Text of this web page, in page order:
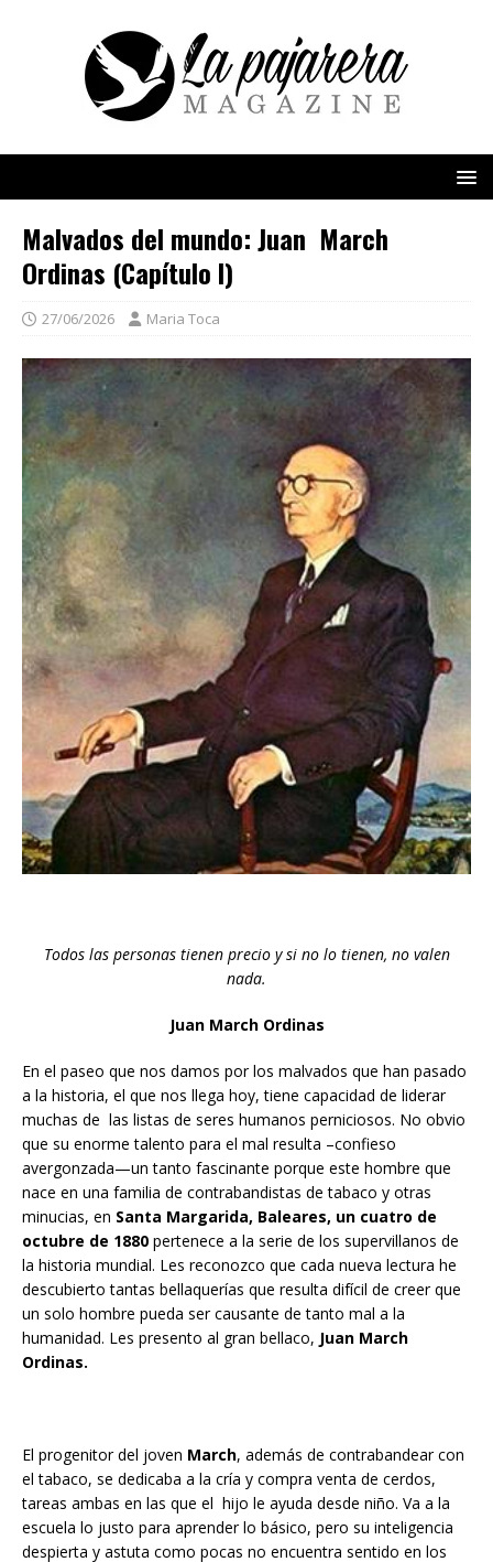
Malvados del mundo: Juan March
Ordinas (Capítulo I)
27/06/2026 Maria Toca
Todos las personas tienen precio y si no lo tienen, no valen
nada.
Juan March Ordinas
En el paseo que nos damos por los malvados que han pasado
a la historia, el que nos llega hoy, tiene capacidad de liderar
muchas de las listas de seres humanos perniciosos. No obvio
que su enorme talento para el mal resulta –confieso
avergonzada—un tanto fascinante porque este hombre que
nace en una familia de contrabandistas de tabaco y otras
minucias, en Santa Margarida, Baleares, un cuatro de
octubre de 1880 pertenece a la serie de los supervillanos de
la historia mundial. Les reconozco que cada nueva lectura he
descubierto tantas bellaquerías que resulta difícil de creer que
un solo hombre pueda ser causante de tanto mal a la
humanidad. Les presento al gran bellaco, Juan March
Ordinas.
El progenitor del joven March, además de contrabandear con
el tabaco, se dedicaba a la cría y compra venta de cerdos,
tareas ambas en las que el hijo le ayuda desde niño. Va a la
escuela lo justo para aprender lo básico, pero su inteligencia
despierta y astuta como pocas no encuentra sentido en los